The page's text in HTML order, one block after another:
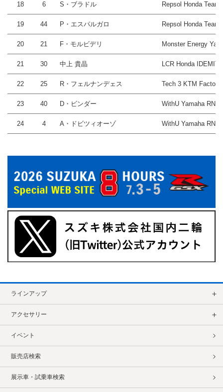
18 6 S・ブラドル Repsol Honda Team
19 44 P・エスパルガロ Repsol Honda Team
20 21 F・モルビデリ Monster Energy
21 30 中上 貴晶 LCR Honda
22 25 R・フェルナンデェス Tech 3 KTM Factory
23 40 D・ビンダー WithU Yamaha RNF
24 4 A・ドビツィオーゾ WithU Yamaha RNF
ラインアップ
アクセサリー
イベント
販売店検索
展示車・試乗車検索